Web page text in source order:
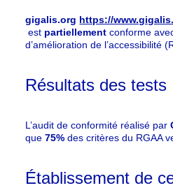
gigalis.org https://
Nouvelle fenêtre
est partiellement conforme
d’amélioration de l’accessibilité
Résultats des tests
L’audit de conformité réalisé par
que75% des critères du RGAA
Établissement de